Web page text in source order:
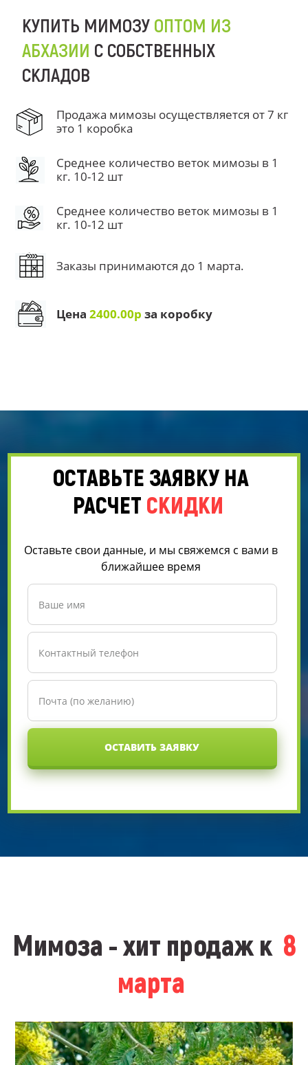
КУПИТЬ МИМОЗУ ОПТОМ ИЗ
АБХАЗИИ С СОБСТВЕННЫХ
СКЛАДОВ
Продажа мимозы осуществляется от 7 кг
это 1 коробка
Среднее количество веток мимозы в 1
кг. 10-12 шт
Среднее количество веток мимозы в 1
кг. 10-12 шт
Заказы принимаются до 1 марта.
Цена2400.00р за коробку
ОСТАВЬТЕ ЗАЯВКУ НА
РАСЧЕТ СКИДКИ
Оставьте свои данные, и мы свяжемся с вами в
ближайшее время
ОСТАВИТЬ ЗАЯВКУ
Мимоза - хит продаж к 8
марта